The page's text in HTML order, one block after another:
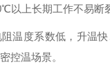
以上长期工作不易断
阻温度系数低，升温
控温场景。